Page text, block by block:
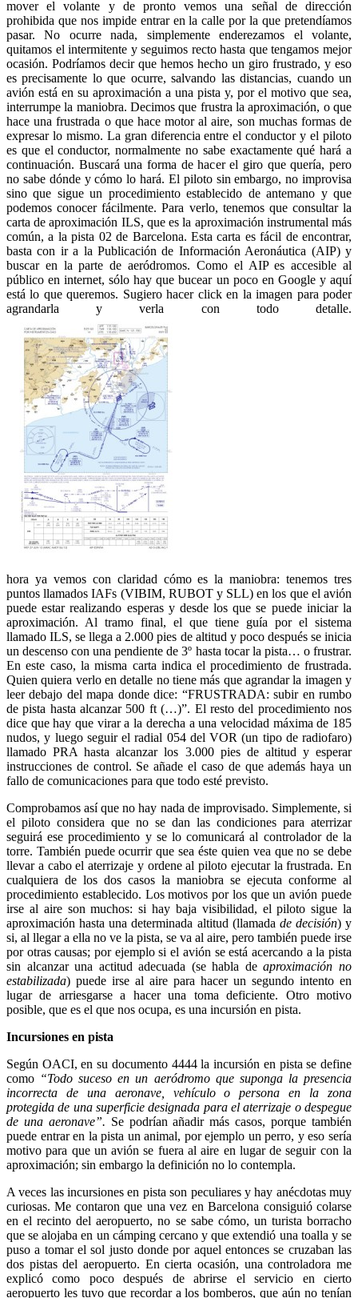
mover el volante y de pronto vemos una señal de dirección
prohibida que nos impide entrar en la calle por la que pretendíamos
pasar. No ocurre nada, simplemente enderezamos el volante,
quitamos el intermitente y seguimos recto hasta que tengamos mejor
ocasión. Podríamos decir que hemos hecho un giro frustrado, y eso
es precisamente lo que ocurre, salvando las distancias, cuando un
avión está en su aproximación a una pista y, por el motivo que sea,
interrumpe la maniobra. Decimos que frustra la aproximación, o que
hace una frustrada o que hace motor al aire, son muchas formas de
expresar lo mismo. La gran diferencia entre el conductor y el piloto
es que el conductor, normalmente no sabe exactamente qué hará a
continuación. Buscará una forma de hacer el giro que quería, pero
no sabe dónde y cómo lo hará. El piloto sin embargo, no improvisa
sino que sigue un procedimiento establecido de antemano y que
podemos conocer fácilmente. Para verlo, tenemos que consultar la
carta de aproximación ILS, que es la aproximación instrumental más
común, a la pista 02 de Barcelona. Esta carta es fácil de encontrar,
basta con ir a la Publicación de Información Aeronáutica (AIP) y
buscar en la parte de aeródromos. Como el AIP es accesible al
público en internet, sólo hay que bucear un poco en Google y aquí
está lo que queremos. Sugiero hacer click en la imagen para poder
agrandarla y verla con todo detalle.
hora ya vemos con claridad cómo es la maniobra: tenemos tres
puntos llamados IAFs (VIBIM, RUBOT y SLL) en los que el avión
puede estar realizando esperas y desde los que se puede iniciar la
aproximación. Al tramo final, el que tiene guía por el sistema
llamado ILS, se llega a 2.000 pies de altitud y poco después se inicia
un descenso con una pendiente de 3º hasta tocar la pista… o frustrar.
En este caso, la misma carta indica el procedimiento de frustrada.
Quien quiera verlo en detalle no tiene más que agrandar la imagen y
leer debajo del mapa donde dice: “FRUSTRADA: subir en rumbo
de pista hasta alcanzar 500 ft (…)”. El resto del procedimiento nos
dice que hay que virar a la derecha a una velocidad máxima de 185
nudos, y luego seguir el radial 054 del VOR (un tipo de radiofaro)
llamado PRA hasta alcanzar los 3.000 pies de altitud y esperar
instrucciones de control. Se añade el caso de que además haya un
fallo de comunicaciones para que todo esté previsto.
Comprobamos así que no hay nada de improvisado. Simplemente, si
el piloto considera que no se dan las condiciones para aterrizar
seguirá ese procedimiento y se lo comunicará al controlador de la
torre. También puede ocurrir que sea éste quien vea que no se debe
llevar a cabo el aterrizaje y ordene al piloto ejecutar la frustrada. En
cualquiera de los dos casos la maniobra se ejecuta conforme al
procedimiento establecido. Los motivos por los que un avión puede
irse al aire son muchos: si hay baja visibilidad, el piloto sigue la
aproximación hasta una determinada altitud (llamada de decisión) y
si, al llegar a ella no ve la pista, se va al aire, pero también puede irse
por otras causas; por ejemplo si el avión se está acercando a la pista
sin alcanzar una actitud adecuada (se habla deaproximación no
estabilizada) puede irse al aire para hacer un segundo intento en
lugar de arriesgarse a hacer una toma deficiente. Otro motivo
posible, que es el que nos ocupa, es una incursión en pista.
Incursiones en pista
Según OACI, en su documento 4444 la incursión en pista se define
como “Todo suceso en un aeródromo que suponga la presencia
incorrecta de una aeronave, vehículo o persona en la zona
protegida de una superficie designada para el aterrizaje o despegue
de una aeronave”. Se podrían añadir más casos, porque también
puede entrar en la pista un animal, por ejemplo un perro, y eso sería
motivo para que un avión se fuera al aire en lugar de seguir con la
aproximación; sin embargo la definición no lo contempla.
A veces las incursiones en pista son peculiares y hay anécdotas muy
curiosas. Me contaron que una vez en Barcelona consiguió colarse
en el recinto del aeropuerto, no se sabe cómo, un turista borracho
que se alojaba en un cámping cercano y que extendió una toalla y se
puso a tomar el sol justo donde por aquel entonces se cruzaban las
dos pistas del aeropuerto. En cierta ocasión, una controladora me
explicó como poco después de abrirse el servicio en cierto
aeropuerto les tuvo que recordar a los bomberos, que aún no tenían